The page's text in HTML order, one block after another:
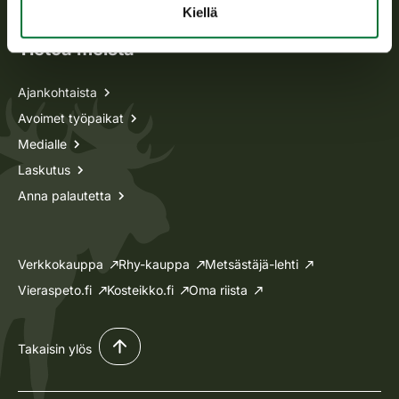
Kiellä
Tietoa meistä
Ajankohtaista
Avoimet työpaikat
Medialle
Laskutus
Anna palautetta
Verkkokauppa Rhy-kauppa
Metsästäjä-lehti
Vieraspeto.fi
Kosteikko.fi Oma riista
Takaisin ylös